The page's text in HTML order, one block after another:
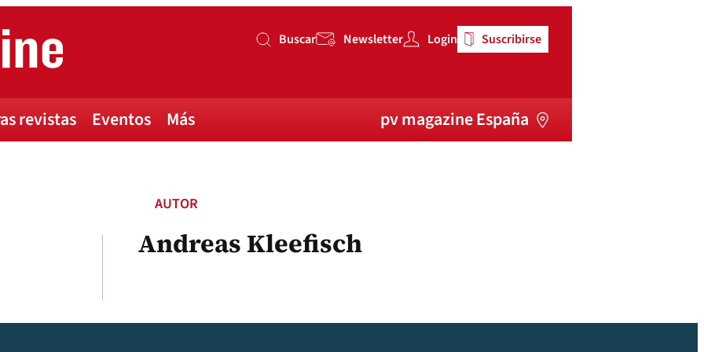
Buscar
Buscar Newsletter Login Suscribirse
revistas Eventos Más pv magazine España
AUTOR
Andreas Kleefisch